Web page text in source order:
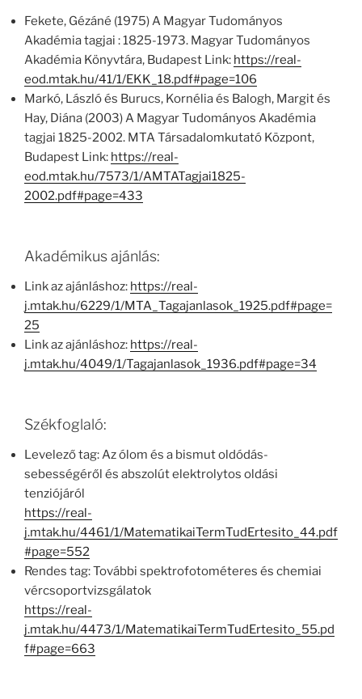
Fekete, Gézáné (1975) A Magyar Tudományos
Akadémia tagjai : 1825-1973. Magyar Tudományos
Akadémia Könyvtára, Budapest Link: https://real-
eod.mtak.hu/41/1/EKK_18.pdf#page=106
Markó, László és Burucs, Kornélia és Balogh, Margit és
Hay, Diána (2003) A Magyar Tudományos Akadémia
tagjai 1825-2002. MTA Társadalomkutató Központ,
Budapest Link: https://real-
eod.mtak.hu/7573/1/AMTATagjai1825-
2002.pdf#page=433
Akadémikus ajánlás:
Link az ajánláshoz: https://real-
j.mtak.hu/6229/1/MTA_Tagajanlasok_1925.pdf#page=
25
Link az ajánláshoz: https://real-
j.mtak.hu/4049/1/Tagajanlasok_1936.pdf#page=34
Székfoglaló:
Levelező tag: Az ólom és a bismut oldódás-
sebességéről és abszolút elektrolytos oldási
tenziójáról
https://real-
j.mtak.hu/4461/1/MatematikaiTermTudErtesito_44.pdf
#page=552
Rendes tag: További spektrofotométeres és chemiai
vércsoportvizsgálatok
https://real-
j.mtak.hu/4473/1/MatematikaiTermTudErtesito_55.pd
f#page=663